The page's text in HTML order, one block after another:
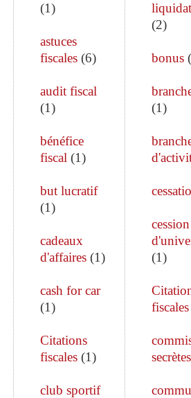
(1)
astuces
fiscales(6)
audit fiscal
(1)
bénéfice
fiscal (1)
but lucratif
(1)
cadeaux
d'affaires(1)
cash for car
(1)
Citations
fiscales(1)
club sportif
(2)
bonus(
(1)
cession
(1)
fiscales
secrètes